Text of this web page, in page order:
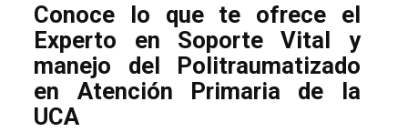
Conoce lo que te ofrece el
Experto en Soporte Vital y
manejo del Politraumatizado
en Atención Primaria de la
UCA